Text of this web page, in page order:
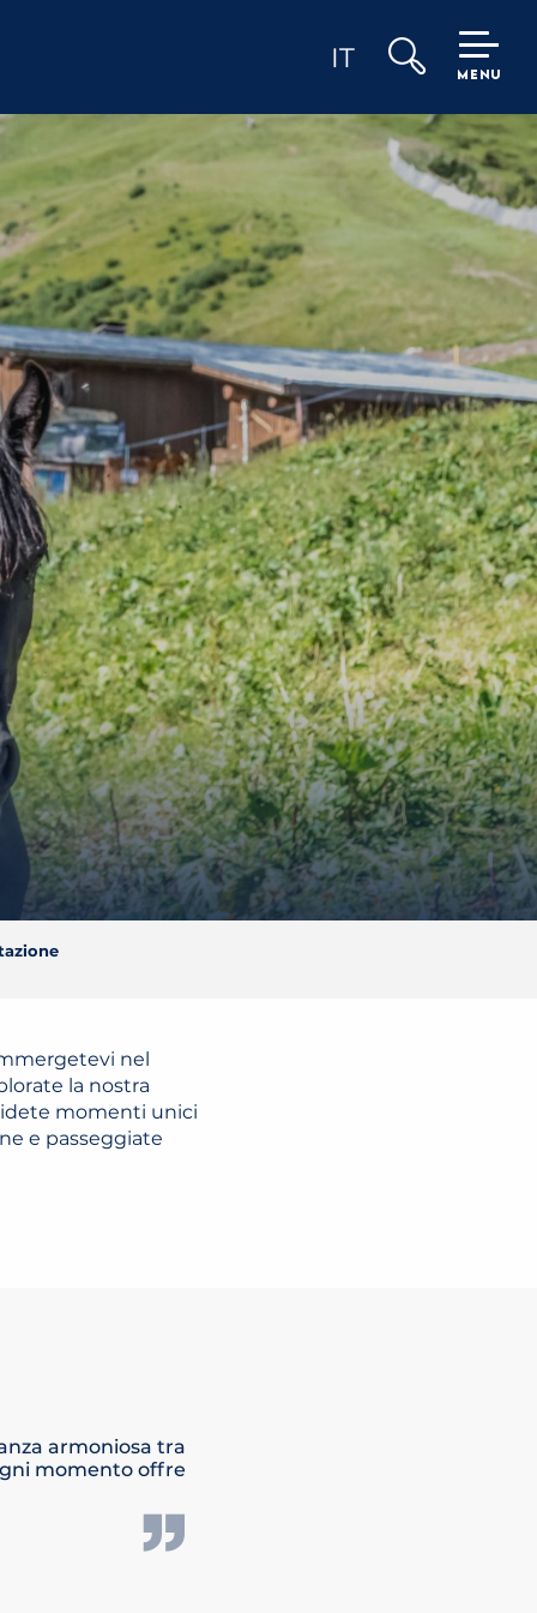
IT
MENU
nel
la nostra
momenti unici
e passeggiate
armoniosa tra
momento offre